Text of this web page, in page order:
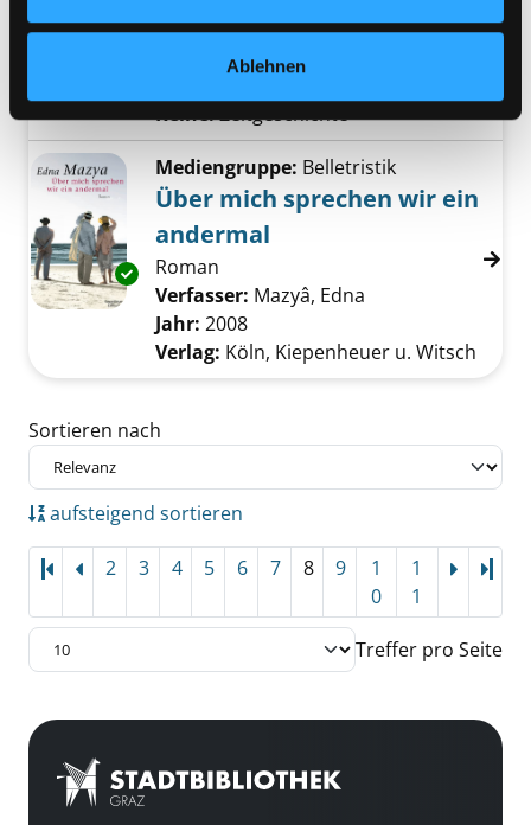
Ablehnen
Exemplar-Details von Ein Leben ist nicht
Memoiren einer Wiener Jüdin
Verfasser:Bader, Lilian
Reihe:Zeitgeschichte
Exemplar-Details von Über mich sprechen
Mediengruppe: Belletristik
Über mich sprechen wir ein
andermal
Roman
Verfasser: Mazyâ, Edna
Jahr: 2008
Verlag: Köln, Kiepenheuer u. Witsch
Zu den Suchfiltern springen
Sortieren nach
aufsteigend sortieren
2 3 4 5 6 7 8 9
1
0
1
1
Treffer pro Seite